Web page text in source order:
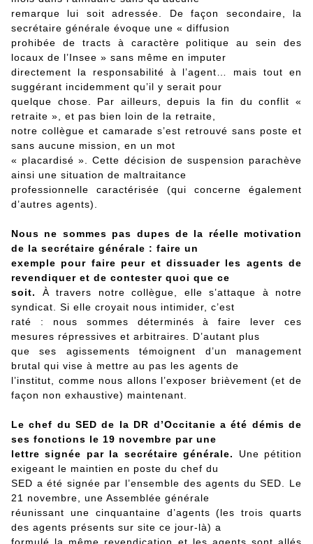
remarque lui soit adressée. De façon secondaire, la
secrétaire générale évoque une « diffusion
prohibée de tracts à caractère politique au sein des
locaux de l’Insee » sans même en imputer
directement la responsabilité à l’agent… mais tout en
suggérant incidemment qu’il y serait pour
quelque chose. Par ailleurs, depuis la fin du conflit «
retraite », et pas bien loin de la retraite,
notre collègue et camarade s’est retrouvé sans poste et
sans aucune mission, en un mot
« placardisé ». Cette décision de suspension parachève
ainsi une situation de maltraitance
professionnelle caractérisée (qui concerne également
d’autres agents).
Nous ne sommes pas dupes de la réelle motivation
de la secrétaire générale : faire un
exemple pour faire peur et dissuader les agents de
revendiquer et de contester quoi que ce
soit.
À travers notre collègue, elle s’attaque à notre
syndicat. Si elle croyait nous intimider, c’est
raté : nous sommes déterminés à faire lever ces
mesures répressives et arbitraires. D’autant plus
que ses agissements témoignent d’un management
brutal qui vise à mettre au pas les agents de
l’institut, comme nous allons l’exposer brièvement (et de
façon non exhaustive) maintenant.
Le chef du SED de la DR d’Occitanie a été démis de
ses fonctions le 19 novembre par une
lettre signée par la secrétaire générale.
Une pétition
exigeant le maintien en poste du chef du
SED a été signée par l’ensemble des agents du SED. Le
21 novembre, une Assemblée générale
réunissant une cinquantaine d’agents (les trois quarts
des agents présents sur site ce jour-là) a
formulé la même revendication et les agents sont allés